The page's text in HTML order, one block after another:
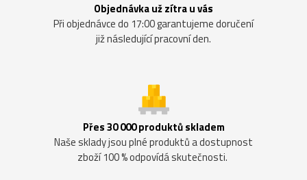
Objednávka už zítra u vás
Při objednávce do 17:00 garantujeme doručení
již následující pracovní den.
Přes 30 000 produktů skladem
Naše sklady jsou plné produktů a dostupnost
zboží 100 % odpovídá skutečnosti.